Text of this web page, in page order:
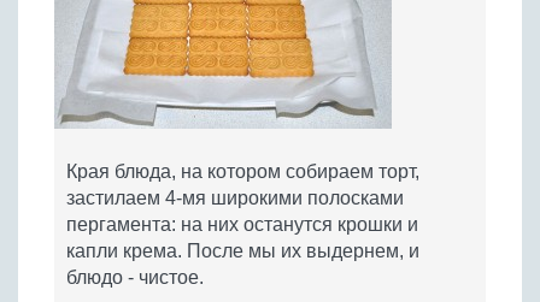
Края блюда, на котором собираем торт,
застилаем 4-мя широкими полосками
пергамента: на них останутся крошки и
капли крема. После мы их выдернем, и
блюдо - чистое.